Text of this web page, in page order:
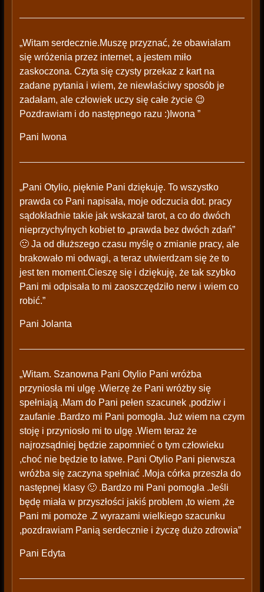
„Witam serdecznie.Muszę przyznać, że obawiałam
się wróżenia przez internet, a jestem miło
zaskoczona. Czyta się czysty przekaz z kart na
zadane pytania i wiem, że niewłaściwy sposób je
zadałam, ale człowiek uczy się całe życie 😉
Pozdrawiam i do następnego razu :)Iwona ”
Pani Iwona
„Pani Otylio, pięknie Pani dziękuję. To wszystko
prawda co Pani napisała, moje odczucia dot. pracy
sądokładnie takie jak wskazał tarot, a co do dwóch
nieprzychylnych kobiet to „prawda bez dwóch zdań”
🙂 Ja od dłuższego czasu myślę o zmianie pracy, ale
brakowało mi odwagi, a teraz utwierdzam się że to
jest ten moment.Cieszę się i dziękuję, że tak szybko
Pani mi odpisała to mi zaoszczędziło nerw i wiem co
robić.”
Pani Jolanta
„Witam. Szanowna Pani Otylio Pani wróżba
przyniosła mi ulgę .Wierzę że Pani wróżby się
spełniają .Mam do Pani pełen szacunek ,podziw i
zaufanie .Bardzo mi Pani pomogła. Już wiem na czym
stoję i przyniosło mi to ulgę .Wiem teraz że
najrozsądniej będzie zapomnieć o tym człowieku
,choć nie będzie to łatwe. Pani Otylio Pani pierwsza
wróżba się zaczyna spełniać .Moja córka przeszła do
następnej klasy 🙂 .Bardzo mi Pani pomogła .Jeśli
będę miała w przyszłości jakiś problem ,to wiem ,że
Pani mi pomoże .Z wyrazami wielkiego szacunku
,pozdrawiam Panią serdecznie i życzę dużo zdrowia”
Pani Edyta